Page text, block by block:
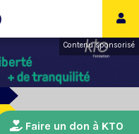
Contenu sponsorisé
Faire un don à KTO